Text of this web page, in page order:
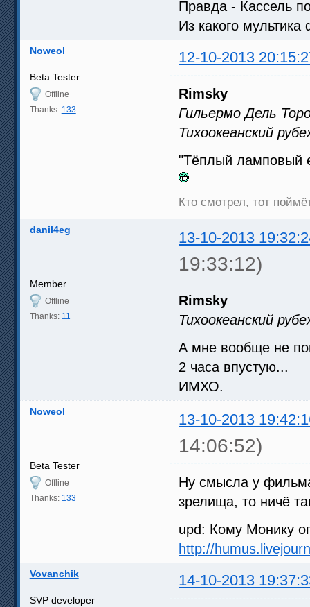
Правда - Кассель
Из какого
Noweol 12-10-2013
Beta Tester
Offline
Thanks: 133
Rimsky
Гильермо Дель
Тихоокеанский
"Тёплый ламповый
Кто смотрел, тот
danil4eg 13-10-2013
19:33:12)
Member
Offline
Thanks: 11
Rimsky
Тихоокеанский
А мне вообще не
2 часа впустую...
ИМХО.
Noweol 13-10-2013
14:06:52)
Beta Tester
Offline
Thanks: 133
Ну смысла у
зрелища, то ничё
upd: Кому Монику
http://
Vovanchik 14-10-2013
SVP developer